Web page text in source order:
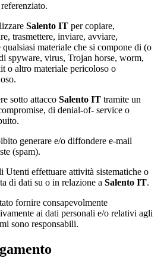
Salento IT per copiare,
trasmettere, inviare, avviare,
materiale che si compone di (o
spyware, virus, Trojan horse, worm,
o altro materiale pericoloso o
sotto attacco Salento IT tramite un
di denial-of- service o
generare e/o diffondere e-mail
(spam).
Utenti effettuare attività sistematiche o
di dati su o in relazione a Salento IT.
fornire consapevolmente
ai dati personali e/o relativi agli
sono responsabili.